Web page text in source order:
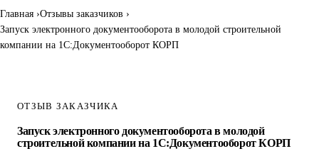
Главная Отзывы заказчиков
Запуск электронного документооборота в молодой строительной
компании на 1С:Документооборот КОРП
ОТЗЫВ ЗАКАЗЧИКА
Запуск электронного документооборота в молодой
строительной компании на 1С:Документооборот КОРП